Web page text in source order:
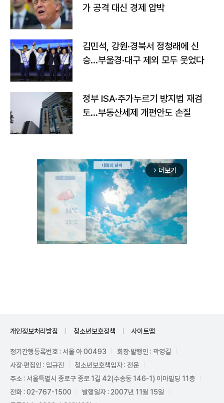
가 공격 대신 경제 압박
김민석, 강원·경북서 정청래에 신
승…부울경·대구 제외 모두 웃었다
정부 ISA·주가누르기 방지법 재검
토…부동산세제 개편안도 손질
arrow_forward_ios 더보기
개인정보처리방침 청소년보호정책 사이트맵
정기간행등록번호 : 서울 아 00493
회장·발행인 : 곽영길
사장·편집인 : 임규진
청소년보호책임자 : 전운
주소 : 서울특별시 종로구 종로 1길 42(수송동 146-1) 이마빌딩 11층
전화 : 02-767-1500
발행일자 : 2007년 11월 15일